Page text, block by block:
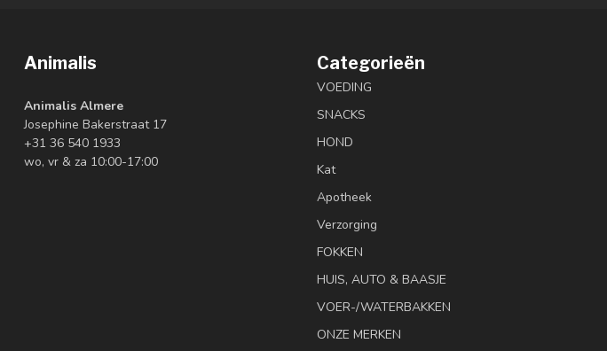
Animalis
Animalis Almere
Josephine Bakerstraat 17
+31 36 540 1933
wo, vr & za 10:00-17:00
Categorieën
VOEDING
SNACKS
HOND
Kat
Apotheek
Verzorging
FOKKEN
HUIS, AUTO & BAASJE
VOER-/WATERBAKKEN
ONZE MERKEN